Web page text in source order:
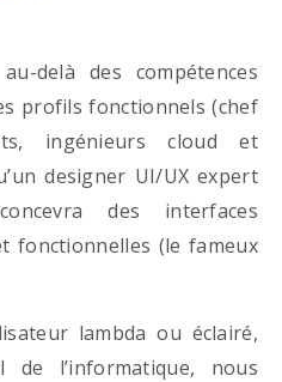
delà des compétences
profils fonctionnels (chef
ingénieurs cloud et
designer UI/UX expert
des interfaces
fonctionnelles (le fameux
lambda ou éclairé,
l’informatique, nous